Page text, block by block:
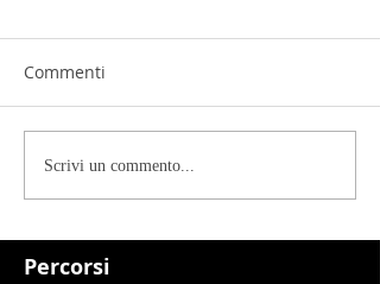
Percorsi
Commenti
Scrivi un commento...